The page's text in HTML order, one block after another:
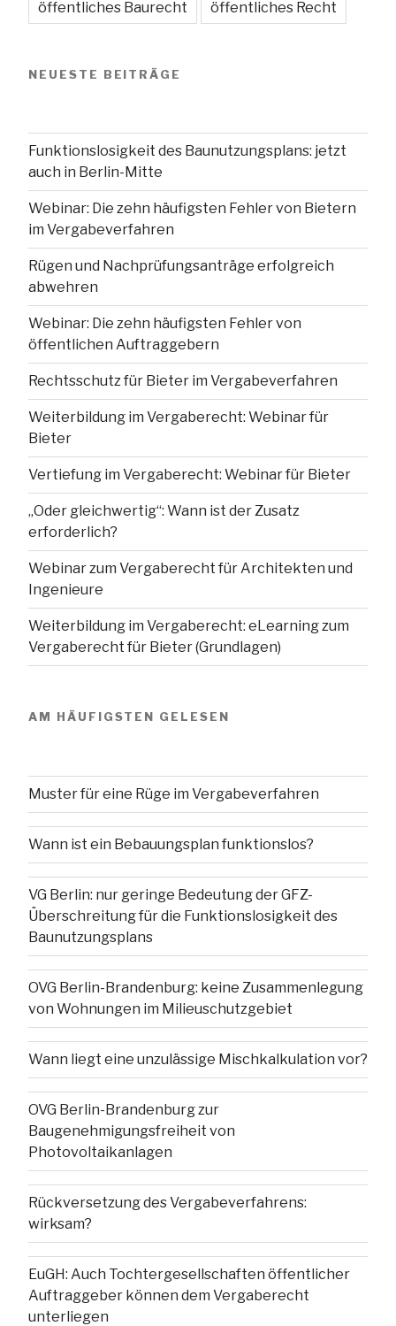
öffentliches Baurecht öffentliches Recht
NEUESTE BEITRÄGE
Funktionslosigkeit des Baunutzungsplans: jetzt
auch in Berlin-Mitte
Webinar: Die zehn häufigsten Fehler von Bietern
im Vergabeverfahren
Rügen und Nachprüfungsanträge erfolgreich
abwehren
Webinar: Die zehn häufigsten Fehler von
öffentlichen Auftraggebern
Rechtsschutz für Bieter im Vergabeverfahren
Weiterbildung im Vergaberecht: Webinar für
Bieter
Vertiefung im Vergaberecht: Webinar für Bieter
„Oder gleichwertig“: Wann ist der Zusatz
erforderlich?
Webinar zum Vergaberecht für Architekten und
Ingenieure
Weiterbildung im Vergaberecht: eLearning zum
Vergaberecht für Bieter (Grundlagen)
AM HÄUFIGSTEN GELESEN
Muster für eine Rüge im Vergabeverfahren
Wann ist ein Bebauungsplan funktionslos?
VG Berlin: nur geringe Bedeutung der GFZ-
Überschreitung für die Funktionslosigkeit des
Baunutzungsplans
OVG Berlin-Brandenburg: keine Zusammenlegung
von Wohnungen im Milieuschutzgebiet
Wann liegt eine unzulässige Mischkalkulation vor?
OVG Berlin-Brandenburg zur
Baugenehmigungsfreiheit von
Photovoltaikanlagen
Rückversetzung des Vergabeverfahrens:
wirksam?
EuGH: Auch Tochtergesellschaften öffentlicher
Auftraggeber können dem Vergaberecht
unterliegen